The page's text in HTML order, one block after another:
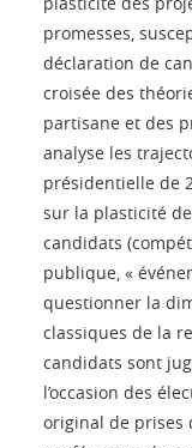
promesses,
déclaration de
croisée des
partisane et des
analyse les
présidentielle de
sur la plasticité
candidats
publique, «
questionner la
classiques de la
candidats sont
l’occasion des
original de prises